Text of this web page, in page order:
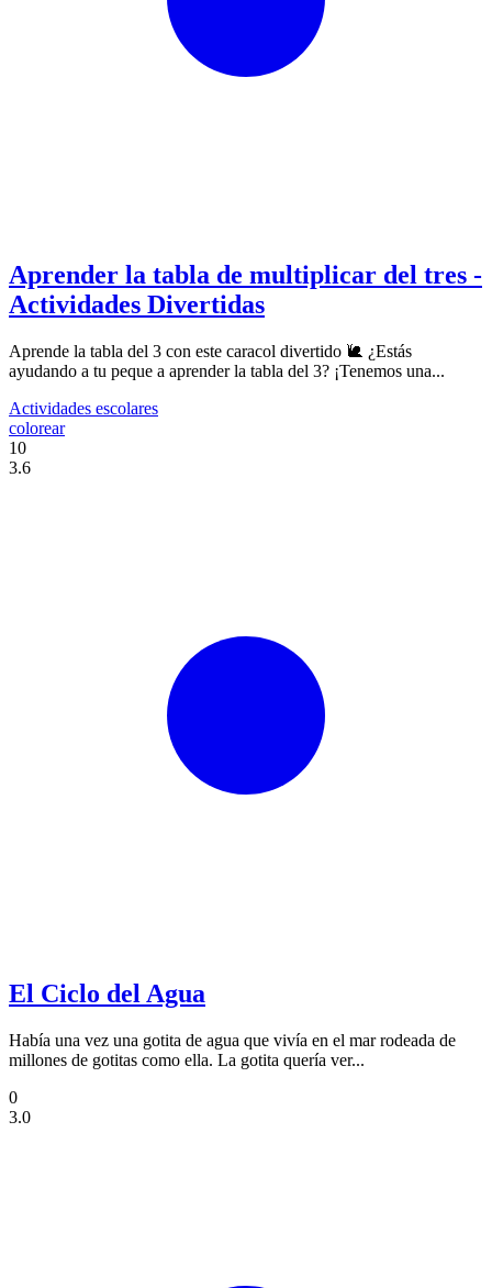
Aprender la tabla de multiplicar del tres -
Actividades Divertidas
Aprende la tabla del 3 con este caracol divertido 🐌 ¿Estás
ayudando a tu peque a aprender la tabla del 3? ¡Tenemos una...
Actividades escolares
colorear
10
3.6
El Ciclo del Agua
Había una vez una gotita de agua que vivía en el mar rodeada de
millones de gotitas como ella. La gotita quería ver...
0
3.0